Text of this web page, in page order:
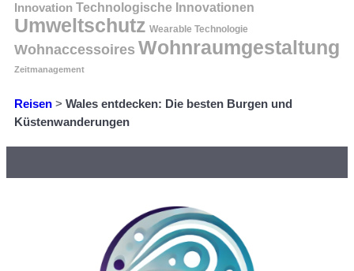
Innovation Technologische Innovationen
Umweltschutz Wearable Technologie
Wohnaccessoires Wohnraumgestaltung
Zeitmanagement
Reisen > Wales entdecken: Die besten Burgen und
Küstenwanderungen